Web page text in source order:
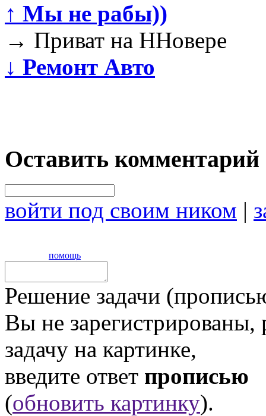
↑ Мы не рабы))
→ Приват на ННовере
↓ Ремонт Авто
Оставить комментарий
войти под своим ником |
помощь
Решение задачи
Вы не
задачу на картинке,
введите ответ прописью
(обновить картинку).